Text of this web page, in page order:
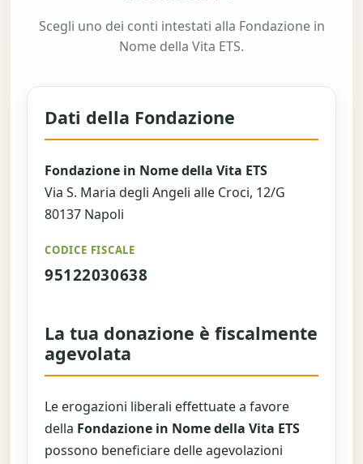
Scegli uno dei conti intestati alla Fondazione in
Nome della Vita ETS.
Dati della Fondazione
Fondazione in Nome della Vita ETS
Via S. Maria degli Angeli alle Croci, 12/G
80137 Napoli
CODICE FISCALE
95122030638
La tua donazione è fiscalmente
agevolata
Le erogazioni liberali effettuate a favore
della Fondazione in Nome della Vita ETS
possono beneficiare delle agevolazioni